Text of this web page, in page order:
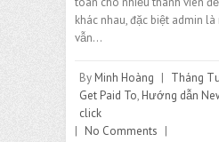
khác nhau, đặc biệt admin
vẫn…
By Minh Hoàng | Tháng
Get Paid To, Hướng dẫn
click
| No Comments |